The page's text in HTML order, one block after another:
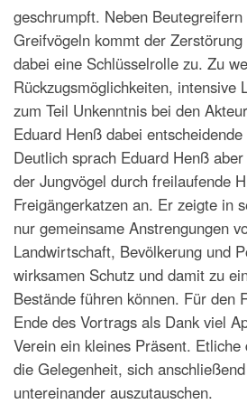
geschrumpft. Neben
Greifvögeln kommt der
dabei eine Schlüsselrolle zu. Zu
Rückzugsmöglichkeiten, intensive
zum Teil Unkenntnis bei den
Eduard Henß dabei
Deutlich sprach Eduard Henß
der Jungvögel durch freilaufende
Freigängerkatzen an. Er zeigte in
nur gemeinsame Anstrengungen
Landwirtschaft, Bevölkerung und
wirksamen Schutz und damit zu
Bestände führen können. Für den
Ende des Vortrags als Dank viel
Verein ein kleines Präsent.
die Gelegenheit, sich
untereinander auszutauschen.